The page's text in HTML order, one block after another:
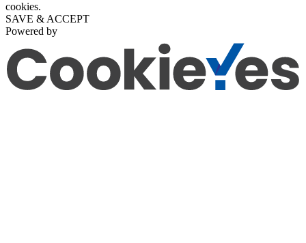
cookies.
SAVE & ACCEPT
Powered by